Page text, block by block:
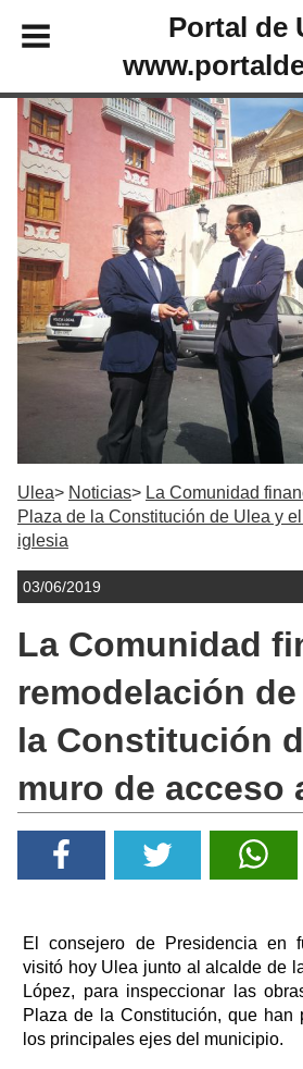
Portal de
Ulea Noticias
La Comunidad
Plaza de la Constitución de Ulea y
iglesia
03/06/2019
La Comunidad
remodelación
la Constitución
muro de acceso
El consejero de Presidencia en
visitó hoy Ulea junto al alcalde de
López, para inspeccionar las
Plaza de la Constitución, que han
los principales ejes del municipio.